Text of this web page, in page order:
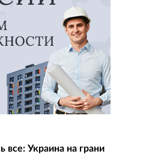
все: Украина на грани